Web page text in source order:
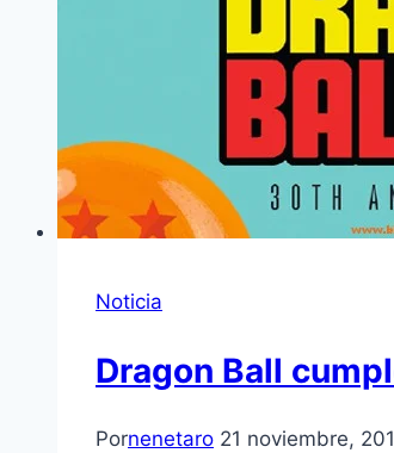
Noticia
Dragon Ball
Pornenetaro 21 noviembre,